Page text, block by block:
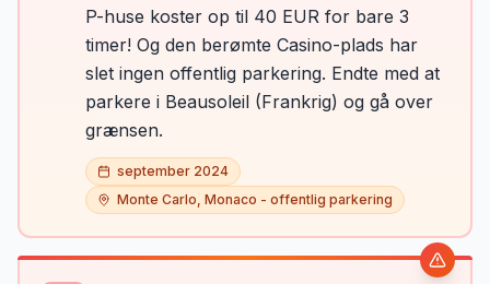
P-huse koster op til 40 EUR for bare 3
timer! Og den berømte Casino-plads har
slet ingen offentlig parkering. Endte med at
parkere i Beausoleil (Frankrig) og gå over
grænsen.
september 2024
Monte Carlo, Monaco - offentlig parkering